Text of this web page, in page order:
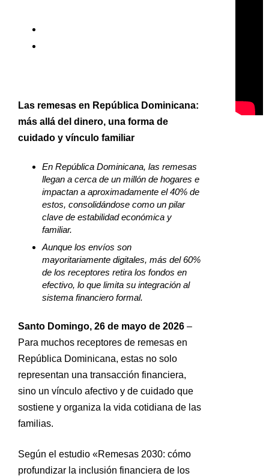
Las remesas en República Dominicana:
más allá del dinero, una forma de
cuidado y vínculo familiar
En República Dominicana, las remesas
llegan a cerca de un millón de hogares e
impactan a aproximadamente el 40% de
estos, consolidándose como un pilar
clave de estabilidad económica y
familiar.
Aunque los envíos son
mayoritariamente digitales, más del 60%
de los receptores retira los fondos en
efectivo, lo que limita su integración al
sistema financiero formal.
Santo Domingo, 26 de mayo de 2026 –
Para muchos receptores de remesas en
República Dominicana, estas no solo
representan una transacción financiera,
sino un vínculo afectivo y de cuidado que
sostiene y organiza la vida cotidiana de las
familias.
Según el estudio «Remesas 2030: cómo
profundizar la inclusión financiera de los